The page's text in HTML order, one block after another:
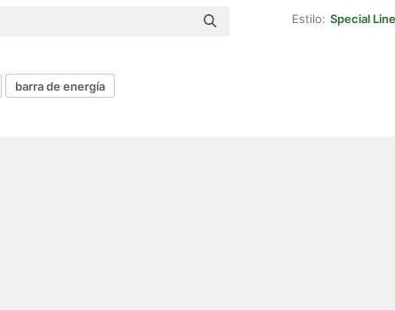
Estilo: Special
barra de energía